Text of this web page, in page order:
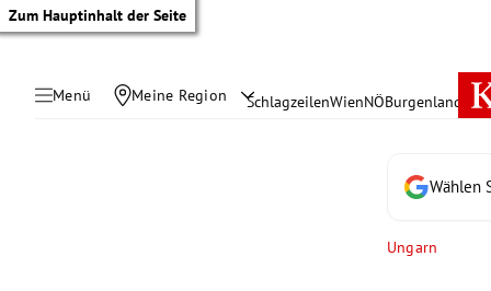
Zum Hauptinhalt der Seite
Menü Meine Region SchlagzeilenWienNÖBurgenland
Wählen
Ungarn